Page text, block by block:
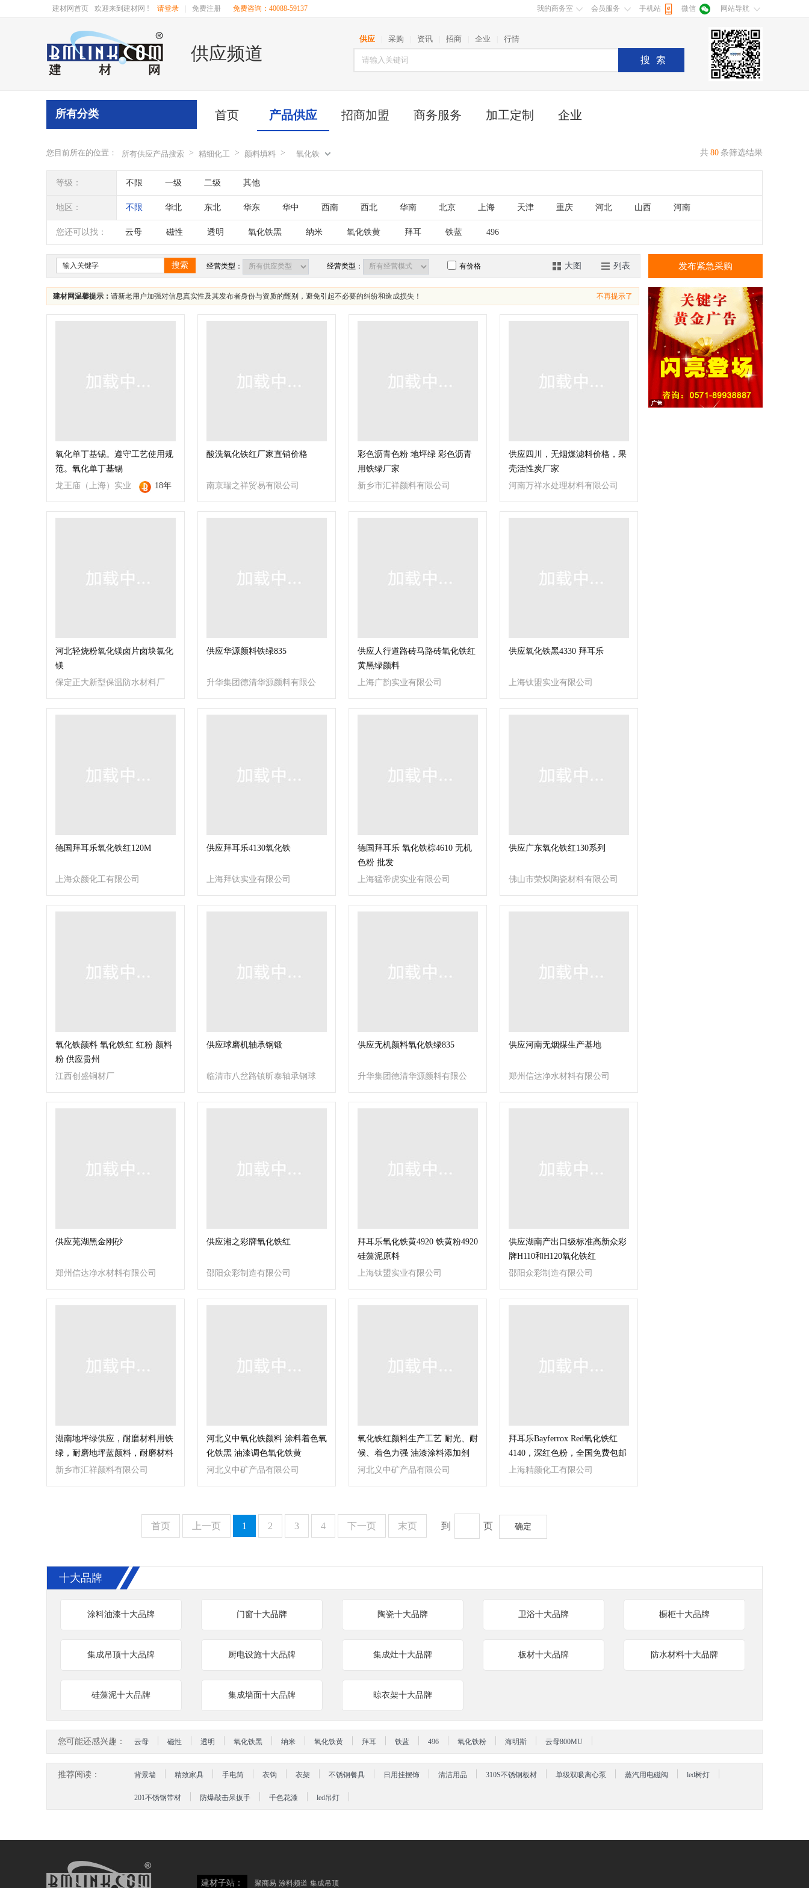
建材网首页 欢迎来到建材网 ! 请登录 免费注册 免费咨询：40088-59137 我的商务室 会员服务 手机站 微信 网站导航
供应频道
供应 采购 资讯 招商 企业 行情
搜索
首页 产品供应 招商加盟 商务服务 加工定制 企业
所有分类
您目前所在的位置： 所有供应产品搜索 > 精细化工 > 颜料填料 > 氧化铁 共 80 条筛选结果
等级： 不限 一级 二级 其他
地区： 不限 华北 东北 华东 华中 西南 西北 华南 北京 上海 天津 重庆 河北 山西 河南
辽宁 吉林 黑龙江 内蒙古 江苏 山东 安徽 浙江 福建 湖北
四川 海南 贵州 云南 西藏 陕西 甘肃 青海 宁夏 新疆 台湾 香港 澳门
您还可以找： 云母 磁性 透明 氧化铁黑 纳米 氧化铁黄 拜耳 铁蓝 496
搜索 经营类型： 经营类型： 有价格 大图 列表
建材网温馨提示： 请新老用户加强对信息真实性及其发布者身份与资质的甄别，避免引起不必要的纠纷和造成损失！ 不再提示了
氧化单丁基锡。遵守工艺使用规
范。氧化单丁基锡
龙王庙（上海）实业
有限公司
18年
酸洗氧化铁红厂家直销价格
南京瑞之祥贸易有限公司
彩色沥青色粉 地坪绿 彩色沥青
用铁绿厂家
新乡市汇祥颜料有限公司
供应四川，无烟煤滤料价格，果
壳活性炭厂家
河南万祥水处理材料有限公司
河北轻烧粉氧化镁卤片卤块氯化
镁
保定正大新型保温防水材料厂
供应华源颜料铁绿835
升华集团德清华源颜料有限公
司
供应人行道路砖马路砖氧化铁红
黄黑绿颜料
上海广韵实业有限公司
供应氧化铁黑4330 拜耳乐
上海钛盟实业有限公司
德国拜耳乐氧化铁红120M
上海众颜化工有限公司
供应拜耳乐4130氧化铁
上海拜钛实业有限公司
德国拜耳乐 氧化铁棕4610 无机
色粉 批发
上海猛帝虎实业有限公司
供应广东氧化铁红130系列
佛山市荣炽陶瓷材料有限公司
氧化铁颜料 氧化铁红 红粉 颜料
粉 供应贵州
江西创盛铜材厂
供应球磨机轴承钢锻
临清市八岔路镇昕泰轴承钢球
钢锻销售处
供应无机颜料氧化铁绿835
升华集团德清华源颜料有限公
司
供应河南无烟煤生产基地
郑州信达净水材料有限公司
供应芜湖黑金刚砂
郑州信达净水材料有限公司
供应湘之彩牌氧化铁红
邵阳众彩制造有限公司
拜耳乐氧化铁黄4920 铁黄粉4920
硅藻泥原料
上海钛盟实业有限公司
供应湖南产出口级标准高新众彩
牌H110和H120氧化铁红
邵阳众彩制造有限公司
湖南地坪绿供应，耐磨材料用铁
绿，耐磨地坪蓝颜料，耐磨材料
配比
新乡市汇祥颜料有限公司
河北义中氧化铁颜料 涂料着色氧
化铁黑 油漆调色氧化铁黄
河北义中矿产品有限公司
氧化铁红颜料生产工艺 耐光、耐
候、着色力强 油漆涂料添加剂
河北义中矿产品有限公司
拜耳乐Bayferrox Red氧化铁红
4140，深红色粉，全国免费包邮
快递
上海精颜化工有限公司
首页 上一页 1 2 3 4 下一页 末页 到 页 确定
发布紧急采购
十大品牌
涂料油漆十大品牌 门窗十大品牌 陶瓷十大品牌 卫浴十大品牌 橱柜十大品牌
集成吊顶十大品牌 厨电设施十大品牌 集成灶十大品牌 板材十大品牌 防水材料十大品牌
硅藻泥十大品牌 集成墙面十大品牌 晾衣架十大品牌
您可能还感兴趣： 云母 磁性 透明 氧化铁黑 纳米 氧化铁黄 拜耳 铁蓝 496 氧化铁粉 海明斯 云母800MU
推荐阅读： 背景墙 精致家具 手电筒 衣钩 衣架 不锈钢餐具 日用挂摆饰 清洁用品 310S不锈钢板材 单级双吸离心泵 蒸汽用电磁阀 led树灯
201不锈钢带材 防爆敲击呆扳手 千色花漆 led吊灯
建材子站： 聚商易 涂料频道 集成吊顶